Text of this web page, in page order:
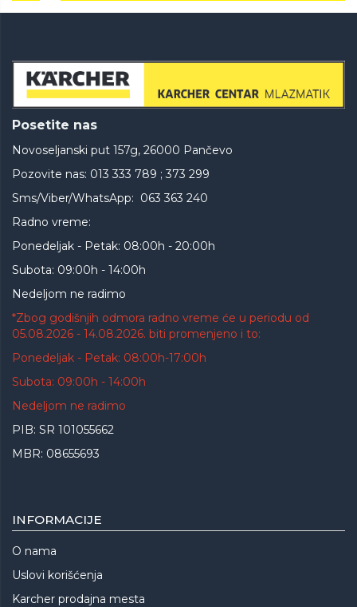
Posetite nas
Novoseljanski put 157g, 26000 Pančevo
Pozovite nas: 013 333 789 ; 373 299
Sms/Viber/WhatsApp: 063 363 240
Radno vreme:
Ponedeljak - Petak: 08:00h - 20:00h
Subota: 09:00h - 14:00h
Nedeljom ne radimo
*Zbog godišnjih odmora radno vreme će u periodu od
05.08.2026 - 14.08.2026. biti promenjeno i to:
Ponedeljak - Petak: 08:00h-17:00h
Subota: 09:00h - 14:00h
Nedeljom ne radimo
PIB: SR 101055662
MBR: 08655693
INFORMACIJE
O nama
Uslovi korišćenja
Karcher prodajna mesta